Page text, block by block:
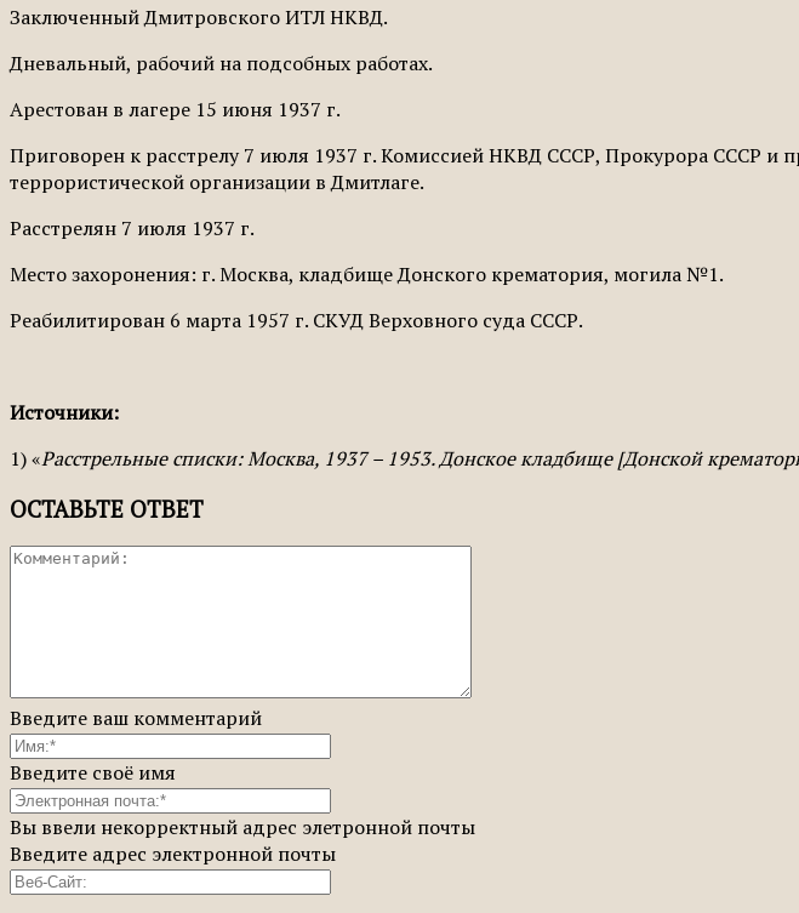
Заключенный Дмитровского ИТЛ НКВД.
Дневальный, рабочий на подсобных работах.
Арестован в лагере 15 июня 1937 г.
Приго­ворен к расстрелу 7 июля 1937 г. Комиссией НКВД СССР, Прокурора СССР
террористической организации в Дмитлаге.
Расстрелян 7 июля 1937 г.
Место захоронения: г. Москва, кладбище Донского крематория, могила №1.
Реабилитирован 6 марта 1957 г. СКУД Вер­ховного суда СССР.
Источники:
1) «Расстрельные списки: Москва, 1937 – 1953. Донское кладбище [Донской
ОСТАВЬТЕ ОТВЕТ
Введите ваш комментарий
Введите своё имя
Вы ввели некорректный адрес элетронной почты
Введите адрес электронной почты